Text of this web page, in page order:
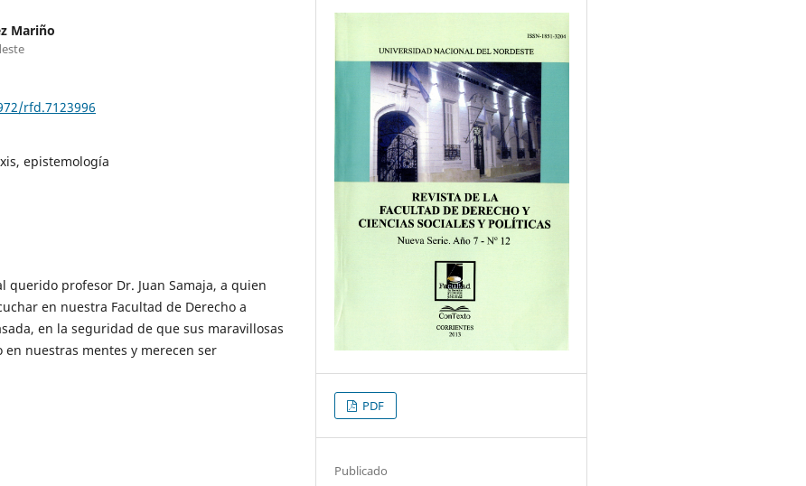
Mariño
rfd.7123996
epistemología
querido profesor Dr. Juan Samaja, a quien
en nuestra Facultad de Derecho a
en la seguridad de que sus maravillosas
nuestras mentes y merecen ser
PDF
Publicado